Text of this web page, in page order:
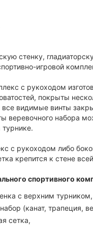
стенку,
игровой
с рукоходом
покрыты
все видимые винты
веревочного набора
с рукоходом либо
крепится к стене
спортивного
с верхним турником,
(канат, трапеция,
сетка,